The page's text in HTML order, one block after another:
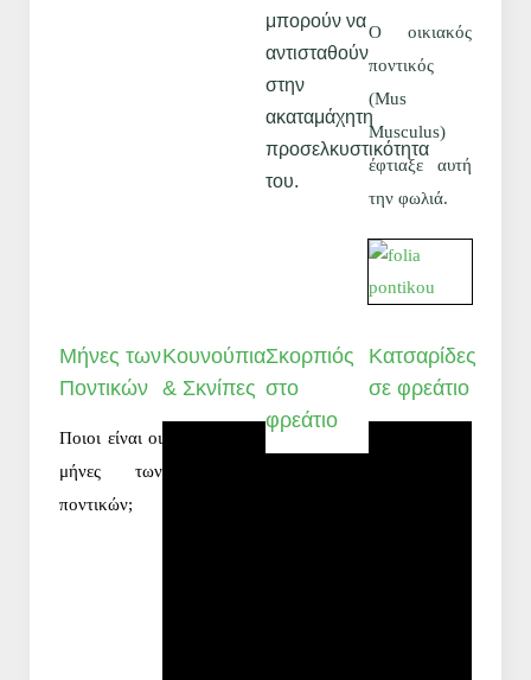
μπορούν να
αντισταθούν
στην
ακαταμάχητη
προσελκυστικότητα
του.
Ο οικιακός
ποντικός
(Mus
Musculus)
έφτιαξε αυτή
την φωλιά.
Μήνες των
Ποντικών
Ποιοι είναι οι
μήνες των
ποντικών;
Κουνούπια
& Σκνίπες
Σκορπιός
στο
φρεάτιο
Κατσαρίδες
σε φρεάτιο